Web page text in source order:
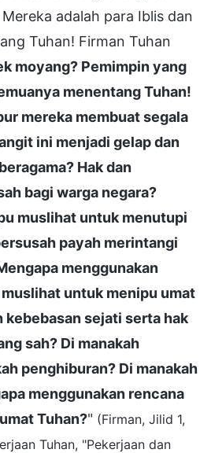
adalah para Iblis dan
Tuhan! Firman Tuhan
moyang? Pemimpin yang
menentang Tuhan!
mereka membuat segala
ini menjadi gelap dan
Hak dan
bagi warga negara?
muslihat untuk menutupi
payah merintangi
menggunakan
untuk menipu umat
kebebasan sejati serta hak
sah? Di manakah
penghiburan? Di manakah
menggunakan rencana
Tuhan?" (Firman, Jilid 1,
Tuhan, "Pekerjaan dan